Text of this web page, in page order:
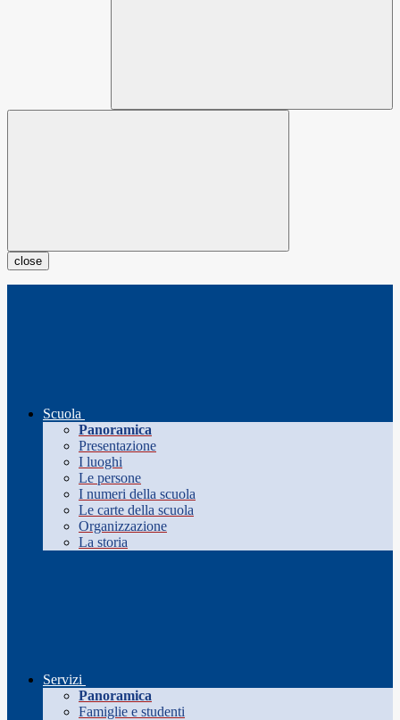
close
Scuola
Panoramica
Presentazione
I luoghi
Le persone
I numeri della scuola
Le carte della scuola
Organizzazione
La storia
Servizi
Panoramica
Famiglie e studenti